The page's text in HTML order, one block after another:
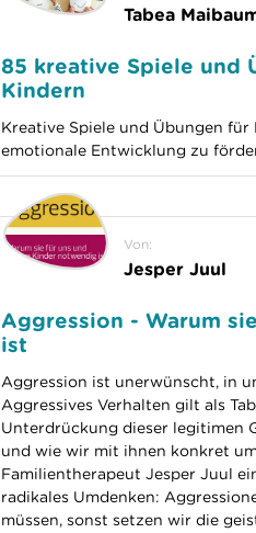
Tabea
85 kreative Spiele und
Kindern
Kreative Spiele und Übungen
emotionale Entwicklung zu
Von:
Jesper Juul
Aggression - Warum
ist
Aggression ist unerwünscht, in
Aggressives Verhalten gilt als
Unterdrückung dieser legitimen
und wie wir mit ihnen konkret
Familientherapeut Jesper Juul
radikales Umdenken:
müssen, sonst setzen wir die